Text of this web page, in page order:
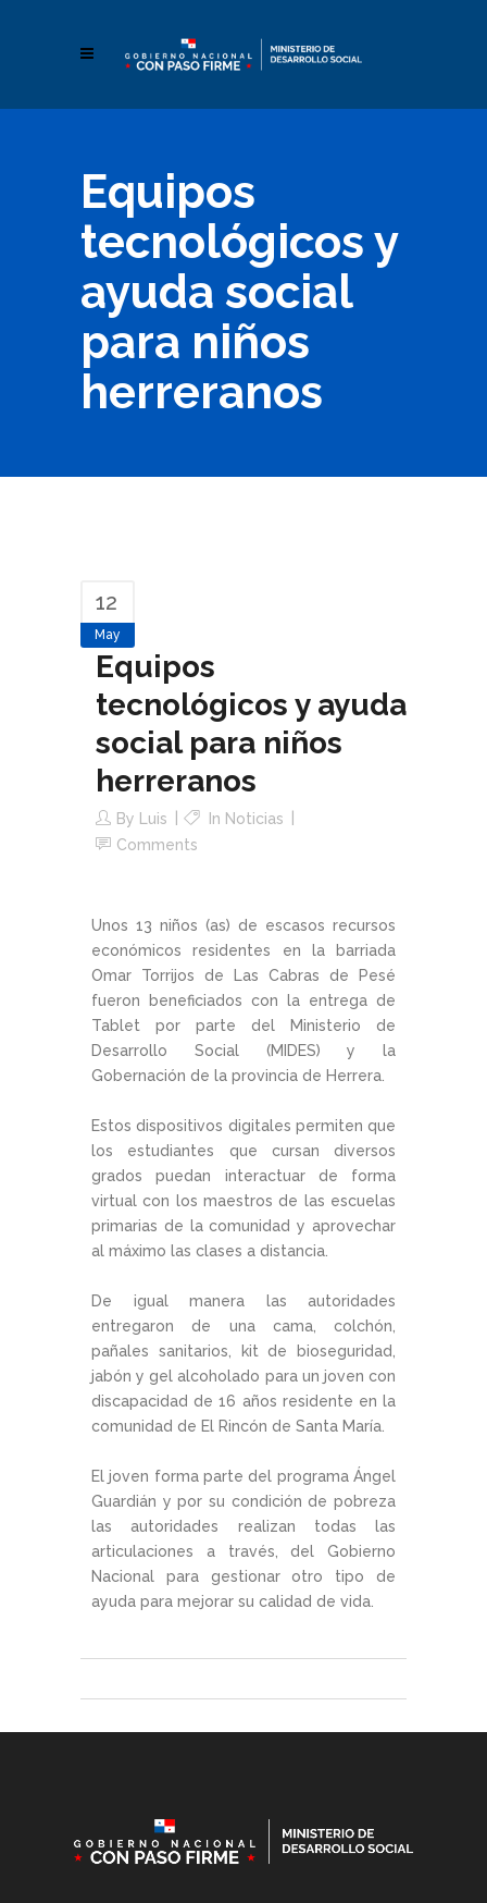
Equipos
tecnológicos y
ayuda social
para niños
herreranos
12
May
Equipos
tecnológicos y ayuda
social para niños
herreranos
By Luis In Noticias
Comments
Unos 13 niños (as) de escasos recursos
económicos residentes en la barriada
Omar Torrijos de Las Cabras de Pesé
fueron beneficiados con la entrega de
Tablet por parte del Ministerio de
Desarrollo Social (MIDES) y la
Gobernación de la provincia de Herrera.
Estos dispositivos digitales permiten que
los estudiantes que cursan diversos
grados puedan interactuar de forma
virtual con los maestros de las escuelas
primarias de la comunidad y aprovechar
al máximo las clases a distancia.
De igual manera las autoridades
entregaron de una cama, colchón,
pañales sanitarios, kit de bioseguridad,
jabón y gel alcoholado para un joven con
discapacidad de 16 años residente en la
comunidad de El Rincón de Santa María.
El joven forma parte del programa Ángel
Guardián y por su condición de pobreza
las autoridades realizan todas las
articulaciones a través, del Gobierno
Nacional para gestionar otro tipo de
ayuda para mejorar su calidad de vida.